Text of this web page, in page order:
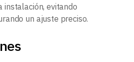
instalación, evitando
un ajuste preciso.